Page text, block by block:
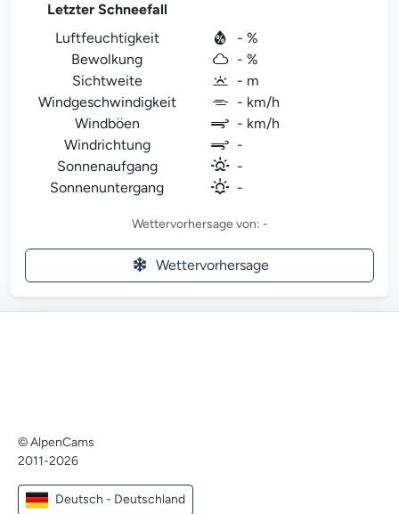
Letzter Schneefall
Luftfeuchtigkeit
- %
Bewolkung
- %
Sichtweite
- m
Windgeschwindigkeit
- km/h
Windböen
- km/h
Windrichtung
-
Sonnenaufgang
-
Sonnenuntergang
-
Wettervorhersage von: -
Wettervorhersage
© AlpenCams
2011-2026
Deutsch - Deutschland